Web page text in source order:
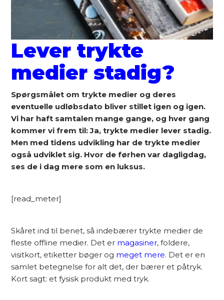
Lever trykte
medier stadig?
Spørgsmålet om trykte medier og deres
eventuelle udløbsdato bliver stillet igen og igen.
Vi har haft samtalen mange gange, og hver gang
kommer vi frem til: Ja, trykte medier lever stadig.
Men med tidens udvikling har de trykte medier
også udviklet sig. Hvor de førhen var dagligdag,
ses de i dag mere som en luksus.
[read_meter]
Skåret ind til benet, så indebærer trykte medier de
fleste offline medier. Det er magasiner, foldere,
visitkort, etiketter bøger og meget mere. Det er en
samlet betegnelse for alt det, der bærer et påtryk.
Kort sagt: et fysisk produkt med tryk.